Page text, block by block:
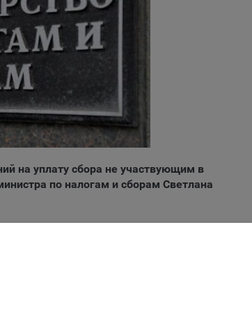
пользователя сайта Общества,
при их посещении для отражения действий,
Эти файлы позволяют не вводить заново или
при повторном посещении того или иного сайта,
версии.
cookie являются:
cookie для идентификации субъектов
как файлы cookie первой стороны (устанавливаемые
вне домена наших сайтов).
обезличенные данные пользователей сайта
для сбора информации о действиях
браузера пользователя (включено сохранение
технологии JavaScript).
следующие типы файлов cookie:
на уплату сбора не участвующим в
по налогам и сборам Светлана
право на освобождение от его уплаты, еще
на сайте министерства в разделе «Сбор